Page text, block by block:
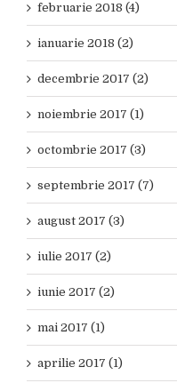
februarie 2018 (4)
ianuarie 2018 (2)
decembrie 2017 (2)
noiembrie 2017 (1)
octombrie 2017 (3)
septembrie 2017 (7)
august 2017 (3)
iulie 2017 (2)
iunie 2017 (2)
mai 2017 (1)
aprilie 2017 (1)